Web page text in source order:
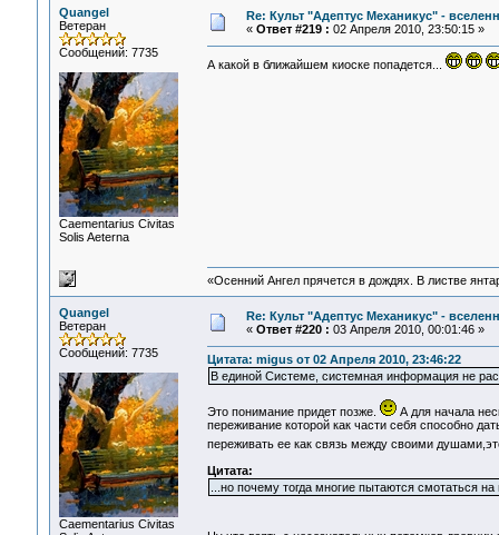
Quangel
Ветеран
Сообщений: 7735
Сaementarius Civitas
Solis Aeterna
Re: Культ "Адептус Механикус" -
« Ответ #219 : 02 Апреля 2010, 23:50:15 »
А какой в ближайшем киоске попадется...
«Осенний Ангел прячется в дождях. В листве
Quangel
Ветеран
Сообщений: 7735
Сaementarius Civitas
Re: Культ "Адептус Механикус" -
« Ответ #220 : 03 Апреля 2010, 00:01:46 »
Цитата: migus от 02 Апреля 2010, 23:46:22
В единой Системе, системная информация не
Это понимание придет позже.
А для начала
переживание которой как части себя способно
переживать ее как связь между своими
Цитата:
...но почему тогда многие пытаются смотаться